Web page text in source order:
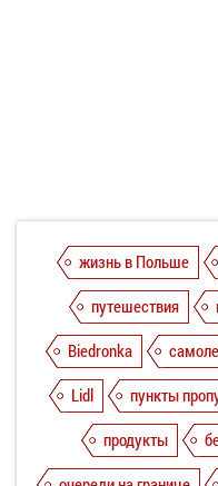
жизнь в Польше
путешествия
Biedronka
Lidl
пункты
продукты